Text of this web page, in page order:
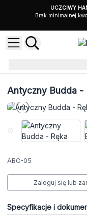
UCZCIWY
Brak minimalnej
Antyczny Budda -
ABC-05
Zaloguj się lub
Specyfikacje i